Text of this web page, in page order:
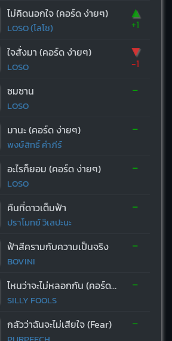
ไม่คิดนอกใจ (คอร์ด ง่ายๆ)
LOSO (โลโซ)
▲
+1
ใจสั่งมา (คอร์ด ง่ายๆ)
LOSO
▼
-1
ซมซาน
LOSO
-
มานะ (คอร์ด ง่ายๆ)
พงษ์สิทธิ์ คำภีร์
-
อะไรก็ยอม (คอร์ด ง่ายๆ)
LOSO
-
คืนที่ดาวเต็มฟ้า
ปราโมทย์ วิเลปะนะ
-
ฟ้าสีครามกับความเป็นจริง
BOVINI
-
ไหนว่าจะไม่หลอกกัน (คอร์ด ง่ายๆ)
SILLY FOOLS
-
กลัวว่าฉันจะไม่เสียใจ (Fear) -